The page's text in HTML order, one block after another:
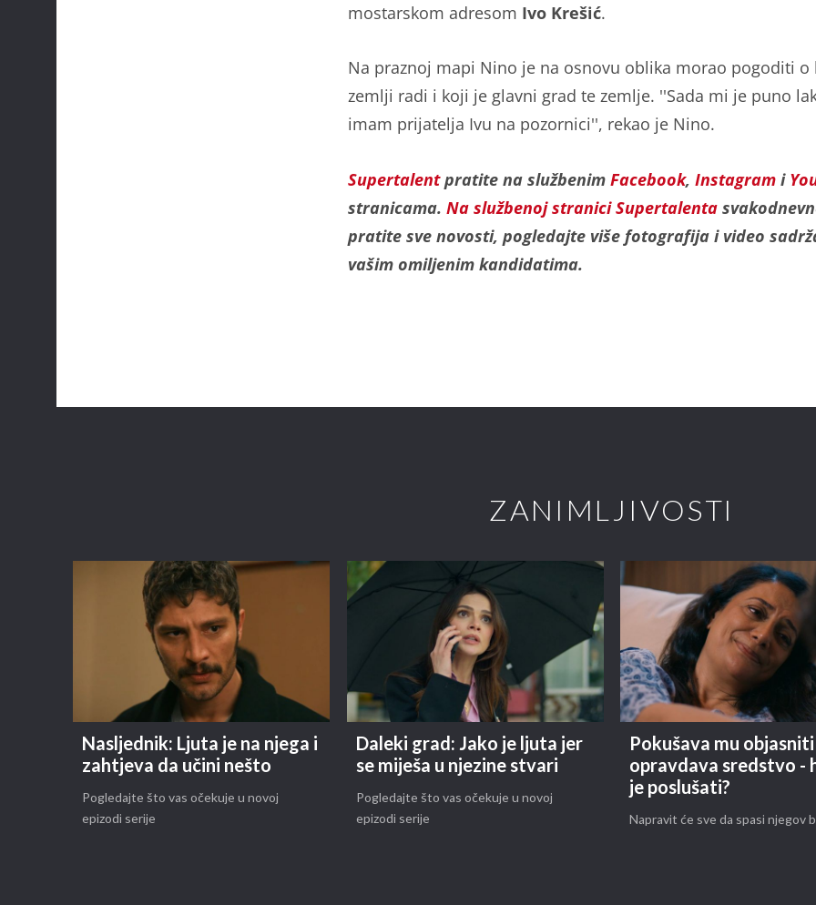
mostarskom adresom Ivo Krešić.
Na praznoj mapi Nino je na osnovu oblika morao pogoditi o
zemlji radi i koji je glavni grad te zemlje. ''Sada mi je puno
imam prijatelja Ivu na pozornici'', rekao je Nino.
Supertalentpratite na službenim Facebook, Instagram i
stranicama. Na službenoj stranici Supertalenta
pratite sve novosti, pogledajte više fotografija i video
vašim omiljenim kandidatima.
ZANIMLJIVOSTI
Nasljednik: Ljuta je na njega i
zahtjeva da učini nešto
Pogledajte što vas očekuje u novoj
epizodi serije
Daleki grad: Jako je ljuta jer
se miješa u njezine stvari
Pogledajte što vas očekuje u novoj
epizodi serije
Pokušava mu
opravdava sredstvo -
je poslušati?
Napravit će sve da spasi njegov